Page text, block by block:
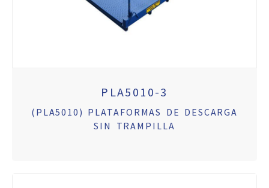
PLA5010-3
(PLA5010) PLATAFORMAS DE DESCARGA
SIN TRAMPILLA